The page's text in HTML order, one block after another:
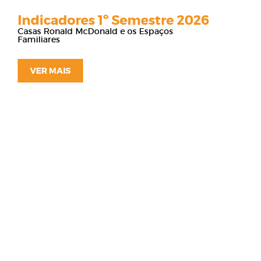
Indicadores 1º Semestre 2026
Casas Ronald McDonald e os Espaços
Familiares
VER MAIS